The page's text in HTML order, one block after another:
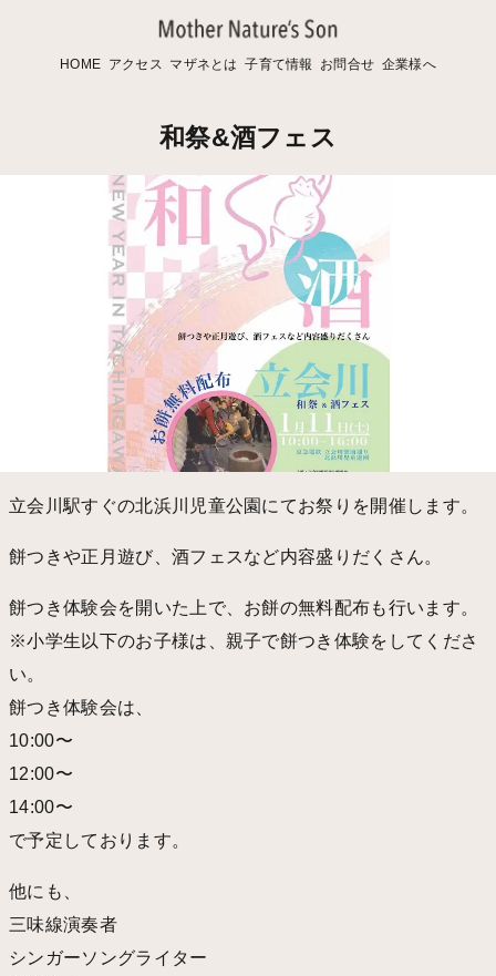
HOME アクセス マザネとは 子育て情報 お問合せ 企業様へ
和祭&酒フェス
立会川駅すぐの北浜川児童公園にてお祭りを開催します。
餅つきや正月遊び、酒フェスなど内容盛りだくさん。
餅つき体験会を開いた上で、お餅の無料配布も行います。
※小学生以下のお子様は、親子で餅つき体験をしてくださ
い。
餅つき体験会は、
10:00〜
12:00〜
14:00〜
で予定しております。
他にも、
三味線演奏者
シンガーソングライター